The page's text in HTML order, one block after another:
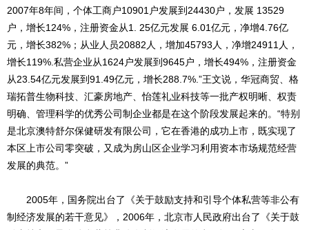
2007年8年间，个体工商户10901户发展到24430户，发展 13529
户，增长124%，注册资金从1. 25亿元发展 6.01亿元，净增4.76亿
元，增长382%；从业人员20882人，增加45793人，净增24911人，
增长119%.私营企业从1624户发展到9645户，增长494%，注册资金
从23.54亿元发展到91.49亿元，增长288.7%.”王文说，华冠商贸、格
瑞拓普生物科技、汇豪房地产、怡莲礼业科技等一批产权明晰、权责
明确、管理科学的优秀公司制企业都是在这个阶段发展起来的。“特别
是北京澳特舒尔保健研发有限公司，它在香港的成功上市，既实现了
本区上市公司零突破，又成为房山区企业学习利用资本市场规范经营
发展的典范。”
2005年，国务院出台了《关于鼓励支持和引导个体私营等非公有
制经济发展的若干意见》，2006年，北京市人民政府出台了《关于鼓